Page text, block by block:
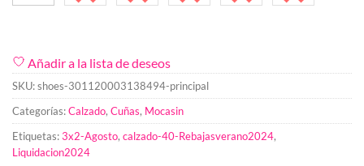
Añadir a la lista de deseos
SKU:shoes-301120003138494-principal
Categorías:Calzado, Cuñas, Mocasin
Etiquetas:3x2-Agosto, calzado-40-Rebajasverano2024,
Liquidacion2024